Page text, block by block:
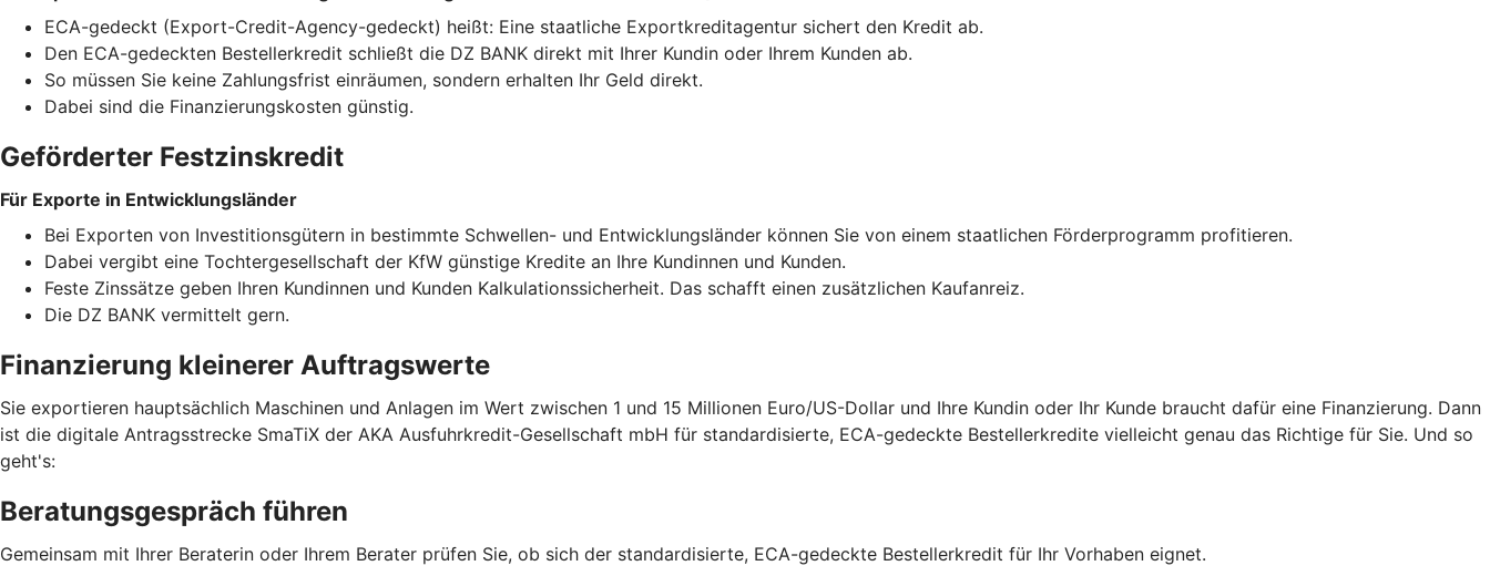
ECA-gedeckt (Export-Credit-Agency-gedeckt) heißt: Eine staatliche Exportkreditagentur sichert den Kredit ab.
Den ECA-gedeckten Bestellerkredit schließt die DZ BANK direkt mit Ihrer Kundin oder Ihrem Kunden ab.
So müssen Sie keine Zahlungsfrist einräumen, sondern erhalten Ihr Geld direkt.
Dabei sind die Finanzierungskosten günstig.
Geförderter Festzinskredit
Für Exporte in Entwicklungsländer
Bei Exporten von Investitionsgütern in bestimmte Schwellen- und Entwicklungsländer können Sie von einem staatlichen Förderprogramm profitieren.
Dabei vergibt eine Tochtergesellschaft der KfW günstige Kredite an Ihre Kundinnen und Kunden.
Feste Zinssätze geben Ihren Kundinnen und Kunden Kalkulationssicherheit. Das schafft einen zusätzlichen Kaufanreiz.
Die DZ BANK vermittelt gern.
Finanzierung kleinerer Auftragswerte
Sie exportieren hauptsächlich Maschinen und Anlagen im Wert zwischen 1 und 15 Millionen Euro/US-Dollar und Ihre Kundin oder Ihr Kunde braucht dafür eine Finanzierung. Dann
ist die digitale Antragsstrecke SmaTiX der AKA Ausfuhrkredit-Gesellschaft mbH für standardisierte, ECA-gedeckte Bestellerkredite vielleicht genau das Richtige für Sie. Und so
geht's:
Beratungsgespräch führen
Gemeinsam mit Ihrer Beraterin oder Ihrem Berater prüfen Sie, ob sich der standardisierte, ECA-gedeckte Bestellerkredit für Ihr Vorhaben eignet.